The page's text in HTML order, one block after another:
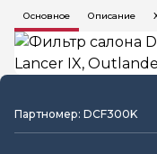
Основное Описание
Партномер: DCF300K